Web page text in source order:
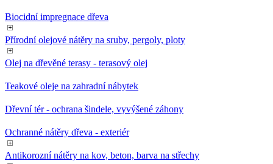
Biocidní impregnace dřeva
Přírodní olejové nátěry na sruby, pergoly, ploty
Olej na dřevěné terasy - terasový olej
Teakové oleje na zahradní nábytek
Dřevní tér - ochrana šindele, vyvýšené záhony
Ochranné nátěry dřeva - exteriér
Antikorozní nátěry na kov, beton, barva na střechy